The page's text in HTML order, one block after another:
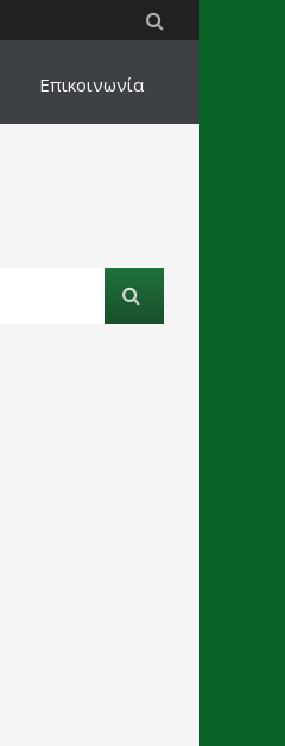
Επικοινωνία